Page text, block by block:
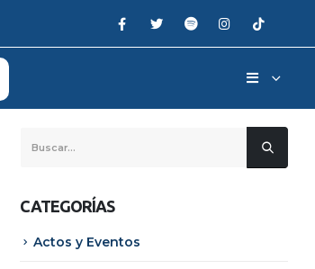
CATEGORÍAS
Actos y Eventos